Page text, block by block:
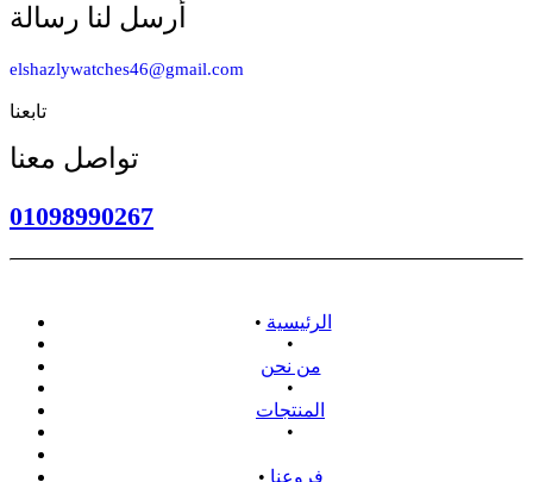
أرسل لنا رسالة
elshazlywatches46@gmail.com
تابعنا
تواصل معنا
01098990267
• الرئيسية
•
من نحن
•
المنتجات
•
• فروعنا